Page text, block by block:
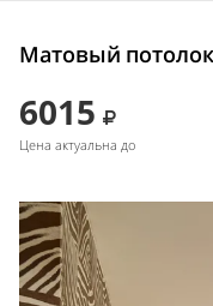
Матовый
6015
Цена актуальна до